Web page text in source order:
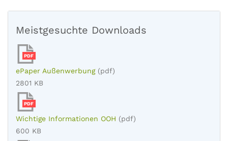
Meistgesuchte Downloads
PDF
ePaper Außenwerbung (pdf)
2801 KB
PDF
Wichtige Informationen OOH (pdf)
600 KB